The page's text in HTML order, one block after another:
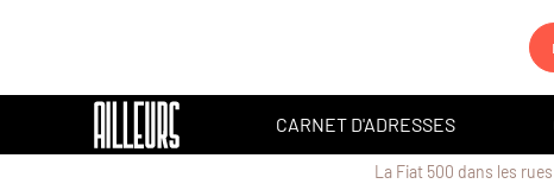
CARNET D'ADRESSES
La Fiat 500 dans les